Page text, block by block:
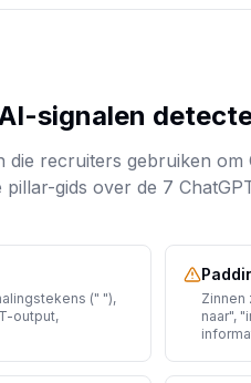
signalen
recruiters gebruiken om
pillar-gids over de 7
(" "),
output,
Zinnen
naar",